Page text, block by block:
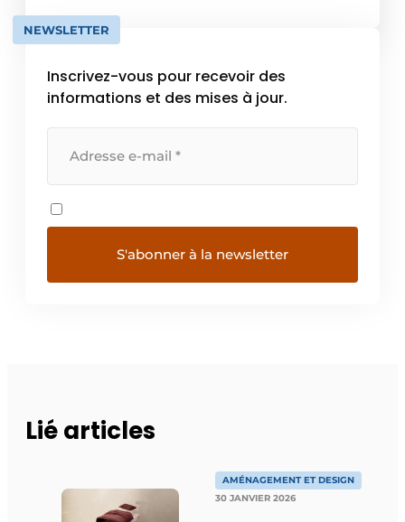
conçues pour différents secteurs, dont le […]
NEWSLETTER
Inscrivez-vous pour recevoir des
informations et des mises à jour.
Lié articles
AMÉNAGEMENT ET DESIGN
30 JANVIER 2026